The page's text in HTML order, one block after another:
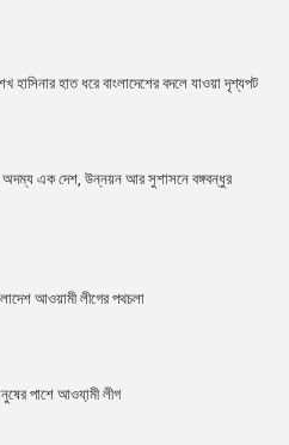
হাসিনার হাত ধরে বাংলাদেশের বদলে যাওয়া দৃশ্যপট
অদম্য এক দেশ, উন্নয়ন আর সুশাসনে বঙ্গবন্ধুর
আওয়ামী লীগের পথচলা
পাশে আওযা়মী লীগ